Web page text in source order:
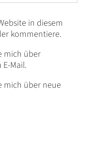
in diesem
kommentiere.
mich über
Mail.
mich über neue